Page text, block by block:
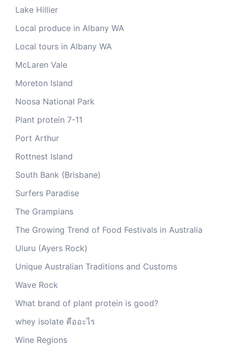
Lake Hillier
Local produce in Albany WA
Local tours in Albany WA
McLaren Vale
Moreton Island
Noosa National Park
Plant protein 7-11
Port Arthur
Rottnest Island
South Bank (Brisbane)
Surfers Paradise
The Grampians
The Growing Trend of Food Festivals in Australia
Uluru (Ayers Rock)
Unique Australian Traditions and Customs
Wave Rock
What brand of plant protein is good?
whey isolate คืออะไร
Wine Regions